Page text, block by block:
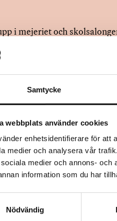
Samtycke
webbplats använder cookies
enhetsidentifierare för att
medier och analysera vår
medier och annons-
information som du har
Nödvändig
i mejeriet och
Wittmar (solo).
bröd och ost. Musik av
interaktiva
musik.
och Skolsal(ong)
Götaplatsen i
OBS! Enbart
artinsideout@regionhalland.se